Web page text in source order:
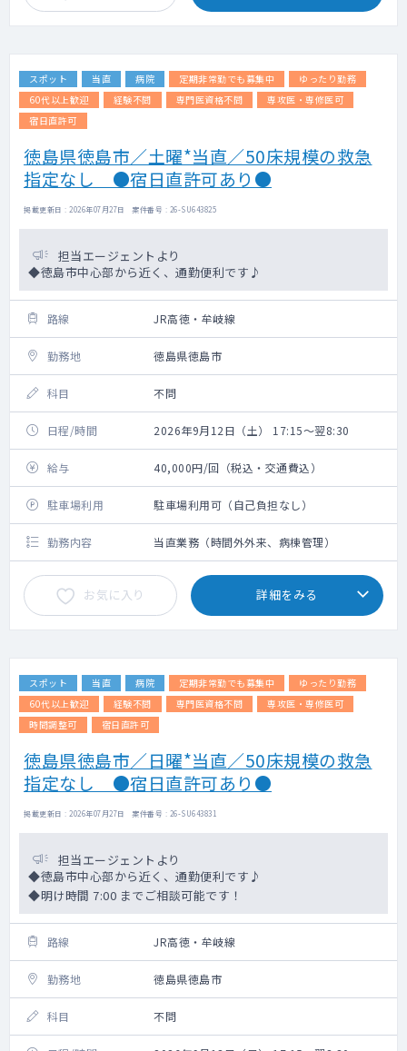
スポット 当直 病院 定期非常勤でも募集中
ゆったり勤務
60代以上歓迎
経験不問 専門医資格不問
専攻医・専修医可
宿日直許可
徳島県徳島市／土曜*当直／50床規模の救急
指定なし ●宿日直許可あり●
掲載更新日 : 2026年07月27日 案件番号 : 26-SU643825
担当エージェントより
◆徳島市中心部から近く、通勤便利です♪
路線 JR高徳・牟岐線
勤務地 徳島県徳島市
科目 不問
日程/時間 2026年9月12日（土） 17:15～翌8:30
給与 40,000円/回（税込・交通費込）
駐車場利用 駐車場利用可（自己負担なし）
勤務内容 当直業務（時間外外来、病棟管理）
お気に入り 詳細をみる
スポット 当直 病院 定期非常勤でも募集中
ゆったり勤務
60代以上歓迎
経験不問 専門医資格不問
専攻医・専修医可
時間調整可
宿日直許可
徳島県徳島市／日曜*当直／50床規模の救急
指定なし ●宿日直許可あり●
掲載更新日 : 2026年07月27日 案件番号 : 26-SU643831
担当エージェントより
◆徳島市中心部から近く、通勤便利です♪
◆明け時間 7:00 までご相談可能です！
路線 JR高徳・牟岐線
勤務地 徳島県徳島市
科目 不問